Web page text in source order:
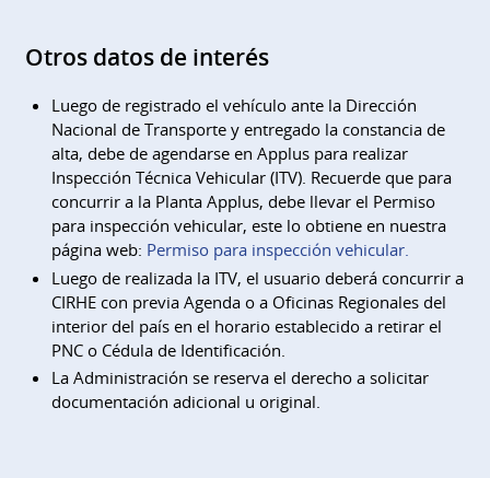
Otros datos de interés
Luego de registrado el vehículo ante la Dirección
Nacional de Transporte y entregado la constancia de
alta, debe de agendarse en Applus para realizar
Inspección Técnica Vehicular (ITV). Recuerde que para
concurrir a la Planta Applus, debe llevar el Permiso
para inspección vehicular, este lo obtiene en nuestra
página web: Permiso para inspección vehicular.
Luego de realizada la ITV, el usuario deberá concurrir a
CIRHE con previa Agenda o a Oficinas Regionales del
interior del país en el horario establecido a retirar el
PNC o Cédula de Identificación.
La Administración se reserva el derecho a solicitar
documentación adicional u original.